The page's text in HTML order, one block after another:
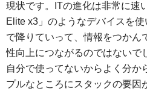
現状です。ITの進化は非常に速
Elite x3」のようなデバイスを
で降りていって、情報をつかん
性向上につながるのではないで
自分で使ってないからよく分か
プルなところにスタックの要因